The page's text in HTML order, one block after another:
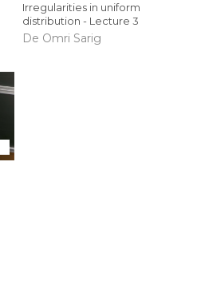
Irregularities in uniform
distribution - Lecture 3
De Omri Sarig